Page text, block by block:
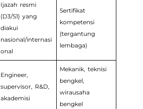
Ijazah resmi
(D3/S1) yang
diakui
nasional/internasi
onal
Sertifikat
kompetensi
(tergantung
lembaga)
Engineer,
supervisor, R&D,
akademisi
Mekanik, teknisi
bengkel,
wirausaha
bengkel